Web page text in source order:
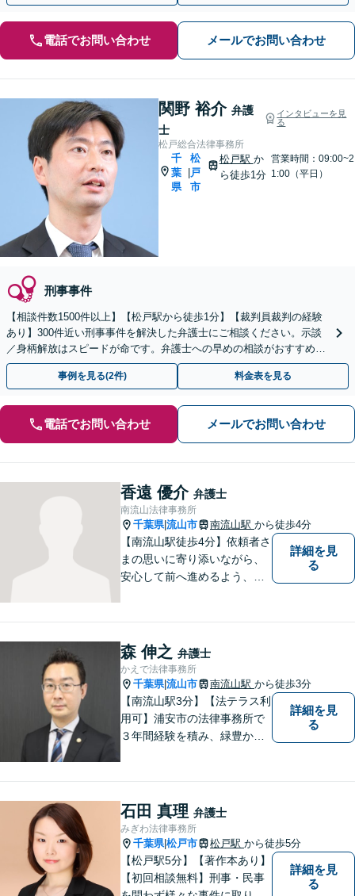
電話でお問い合わせ メールでお問い合わせ
関野 裕介 弁護
士
インタビューを見
る
松戸総合法律事務所
千
葉
県
松
戸
市
松戸駅 か
ら徒歩1分
営業時間：09:00~2
1:00（平日）
刑事事件
【相談件数1500件以上】【松戸駅から徒歩1分】【裁判員裁判の経験
あり】300件近い刑事事件を解決した弁護士にご相談ください。示談
／身柄解放はスピードが命です。弁護士への早めの相談がおすすめ。
弁護士のセカンドオピニオンにも対応
事例を見る(2件) 料金表を見る
電話でお問い合わせ メールでお問い合わせ
香遠 優介 弁護士
南流山法律事務所
千葉県|流山市 南流山駅 から徒歩4分
【南流山駅徒歩4分】依頼者さ
まの思いに寄り添いながら、
安心して前へ進めるよう、全
きる弁護士」を目指していま
す。【地元密着型の事務所】
【近隣駐車場あり】
詳細を見
る
森 伸之 弁護士
かえで法律事務所
千葉県|流山市 南流山駅 から徒歩3分
【南流山駅3分】【法テラス利
用可】浦安市の法律事務所で
３年間経験を積み、緑豊かな
一人一人に寄り添い、信頼関
係を築きながら最善の解決策
をご提供いたします。
詳細を見
る
石田 真理 弁護士
みぎわ法律事務所
千葉県|松戸市 松戸駅 から徒歩5分
【松戸駅5分】【著作本あり】
【初回相談無料】刑事・民事
詳細を見
る